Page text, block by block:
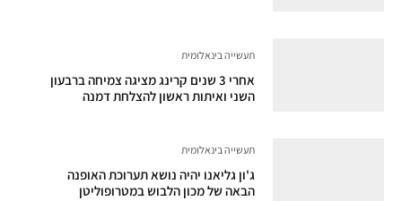
תעשייה בינאלומית
אחרי 3 שנים קרינג מציגה צמיחה ברבעון
השני ואיתות ראשון להצלחת דמנה
תעשייה בינאלומית
ג'ון גליאנו יהיה נושא תערוכת האופנה
הבאה של מכון הלבוש במטרופוליטן